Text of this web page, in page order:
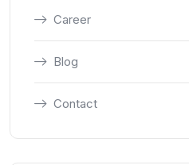
Career
Blog
Contact